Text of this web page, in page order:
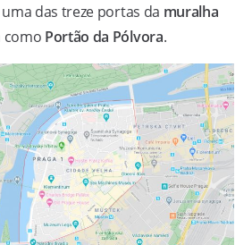
das treze portas da muralha
como Portão da Pólvora.